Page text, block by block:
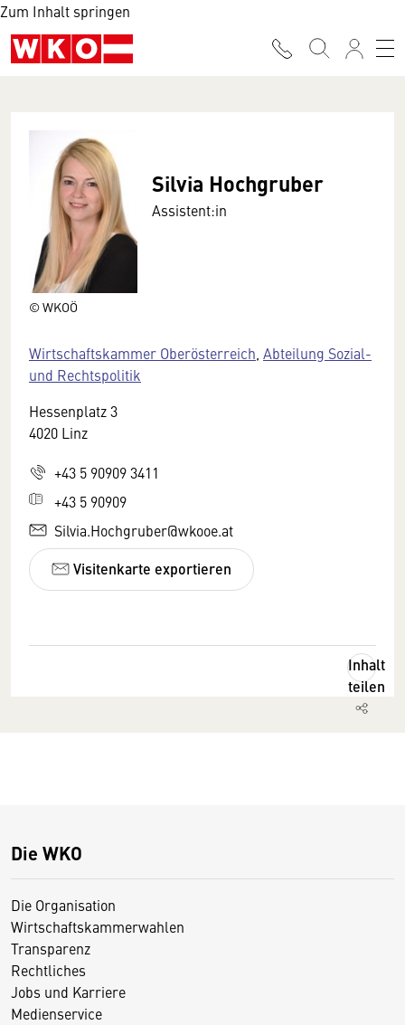
Zum Inhalt springen
© WKOÖ
Silvia Hochgruber
Assistent:in
Wirtschaftskammer Oberösterreich, Abteilung Sozial-
und Rechtspolitik
Hessenplatz 3
4020 Linz
+43 5 90909 3411
+43 5 90909
Silvia.Hochgruber@wkooe.at
Visitenkarte exportieren
Inhalt
teilen
Die WKO
Die Organisation
Wirtschaftskammerwahlen
Transparenz
Rechtliches
Jobs und Karriere
Medienservice